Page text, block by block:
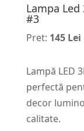
Lampa Led
#3
Pret: 145 Lei
Lampă LED
perfectă
decor
calitate.